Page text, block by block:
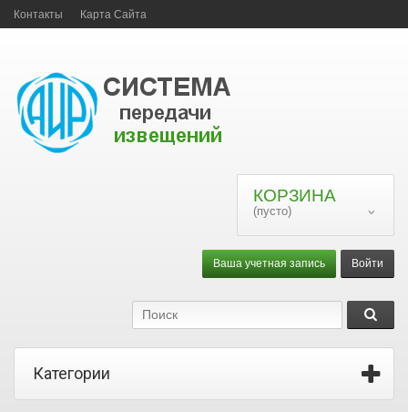
Контакты Карта Сайта
КОРЗИНА
(пусто)
Войти
Ваша учетная запись
Категории